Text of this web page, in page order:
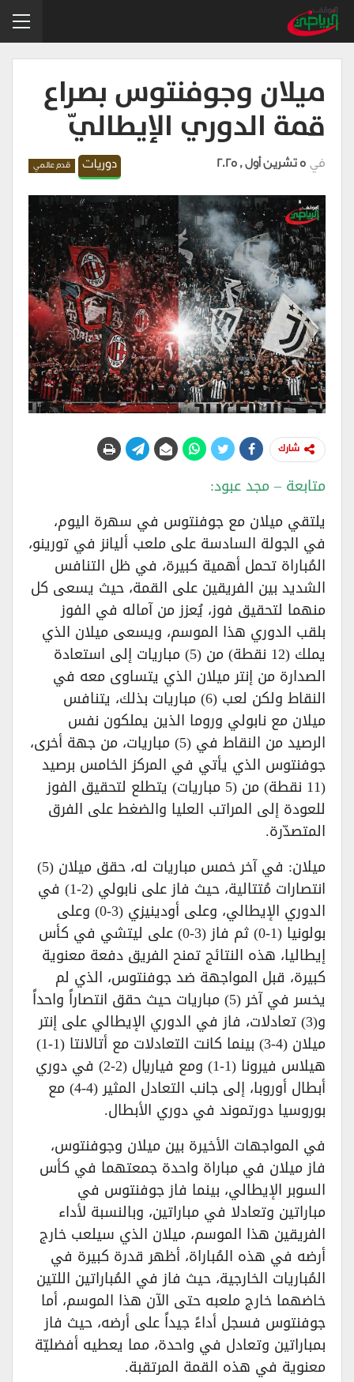
ميلان وجوفنتوس بصراع
قمة الدوري الإيطاليّ
دوريات قدم عالمي في 5 تشرين أول , 2025
شارك
متابعة – مجد عبود:
يلتقي ميلان مع جوفنتوس في سهرة اليوم،
في الجولة السادسة على ملعب أليانز في تورينو،
المُباراة تحمل أهمية كبيرة، في ظل التنافس
الشديد بين الفريقين على القمة، حيث يسعى كل
منهما لتحقيق فوز، يُعزز من آماله في الفوز
بلقب الدوري هذا الموسم، ويسعى ميلان الذي
يملك (12 نقطة) من (5) مباريات إلى استعادة
الصدارة من إنتر ميلان الذي يتساوى معه في
النقاط ولكن لعب (6) مباريات بذلك، يتنافس
ميلان مع نابولي وروما الذين يملكون نفس
الرصيد من النقاط في (5) مباريات، من جهة أخرى،
جوفنتوس الذي يأتي في المركز الخامس برصيد
(11 نقطة) من (5 مباريات) يتطلع لتحقيق الفوز
للعودة إلى المراتب العليا والضغط على الفرق
المتصدّرة.
ميلان: في آخر خمس مباريات له، حقق ميلان (5)
انتصارات مُتتالية، حيث فاز على نابولي (2-1) في
الدوري الإيطالي، وعلى أودينيزي (3-0) وعلى
بولونيا (1-0) ثم فاز (3-0) على ليتشي في كأس
إيطاليا، هذه النتائج تمنح الفريق دفعة معنوية
كبيرة، قبل المواجهة ضد جوفنتوس، الذي لم
يخسر في آخر (5) مباريات حيث حقق انتصاراً واحداً
و(3) تعادلات، فاز في الدوري الإيطالي على إنتر
ميلان (4-3) بينما كانت التعادلات مع أتالانتا (1-1)
هيلاس فيرونا (1-1) ومع فياريال (2-2) في دوري
أبطال أوروبا، إلى جانب التعادل المثير (4-4) مع
بوروسيا دورتموند في دوري الأبطال.
في المواجهات الأخيرة بين ميلان وجوفنتوس،
فاز ميلان في مباراة واحدة جمعتهما في كأس
السوبر الإيطالي، بينما فاز جوفنتوس في
مباراتين وتعادلا في مباراتين، وبالنسبة لأداء
الفريقين هذا الموسم، ميلان الذي سيلعب خارج
أرضه في هذه المُباراة، أظهر قدرة كبيرة في
المُباريات الخارجية، حيث فاز في المُباراتين اللتين
خاضهما خارج ملعبه حتى الآن هذا الموسم، أما
جوفنتوس فسجل أداءً جيداً على أرضه، حيث فاز
بمباراتين وتعادل في واحدة، مما يعطيه أفضليّة
معنوية في هذه القمة المرتقبة.